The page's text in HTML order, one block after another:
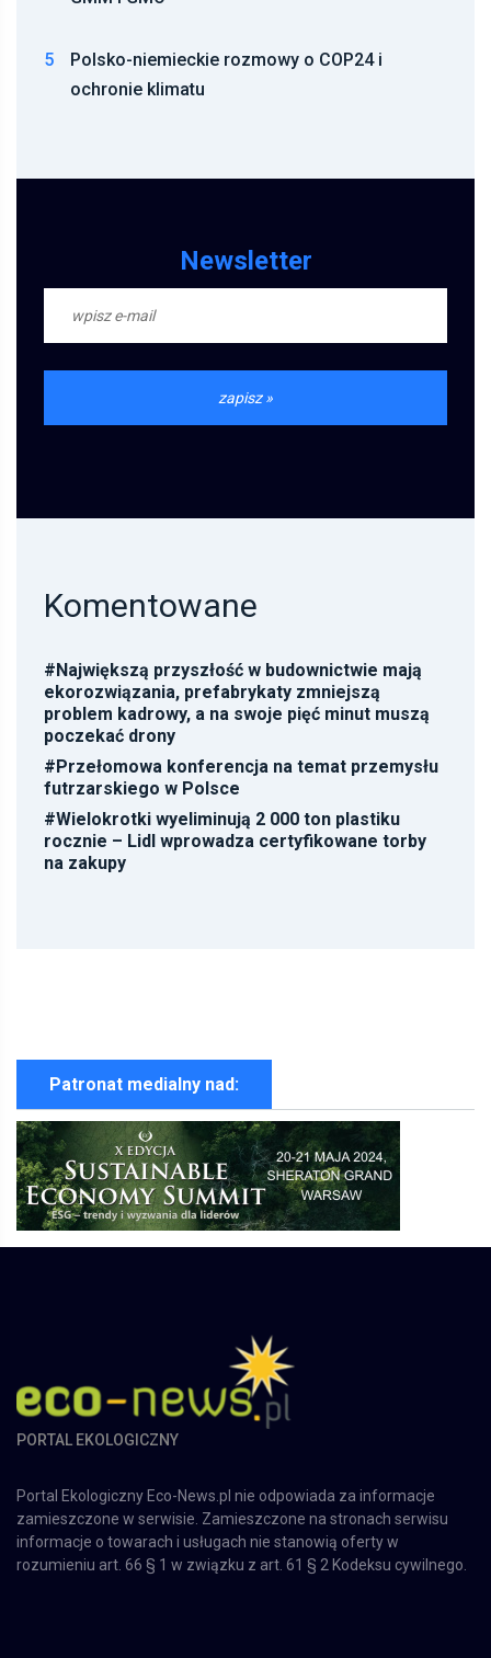
5
Polsko-niemieckie rozmowy o COP24 i
ochronie klimatu
Newsletter
Komentowane
#Największą przyszłość w budownictwie mają
ekorozwiązania, prefabrykaty zmniejszą
problem kadrowy, a na swoje pięć minut muszą
poczekać drony
#Przełomowa konferencja na temat przemysłu
futrzarskiego w Polsce
#Wielokrotki wyeliminują 2 000 ton plastiku
rocznie – Lidl wprowadza certyfikowane torby
na zakupy
Patronat medialny nad:
PORTAL EKOLOGICZNY
Portal Ekologiczny Eco-News.pl nie odpowiada za informacje
zamieszczone w serwisie. Zamieszczone na stronach serwisu
informacje o towarach i usługach nie stanowią oferty w
rozumieniu art. 66 § 1 w związku z art. 61 § 2 Kodeksu cywilnego.